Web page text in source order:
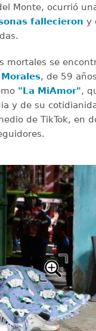
Monte, ocurrió
fallecieron y
mortales se
, de 59
"La MiAmor",
y de su
de TikTok, en